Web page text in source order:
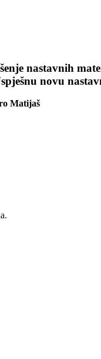
nastavnih
novu
Matijaš